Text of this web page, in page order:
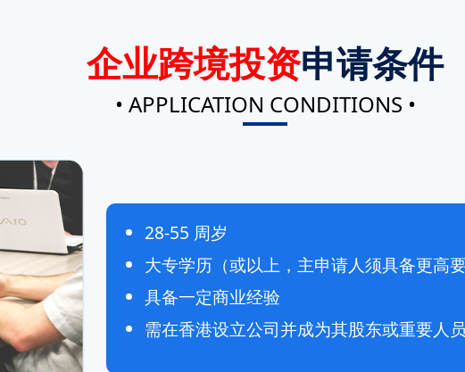
企业跨境投资申请条件
• APPLICATION CONDITIONS •
28-55 周岁
大专学历（或以上，主申请人须具备更高要
具备一定商业经验
需在香港设立公司并成为其股东或重要人员